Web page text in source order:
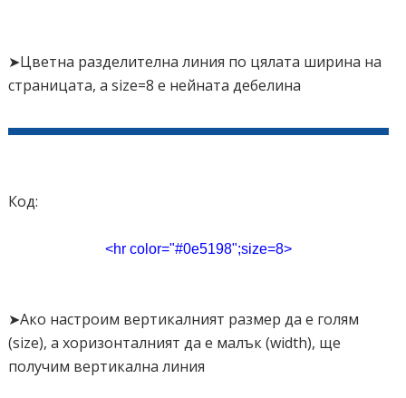
➤Цветна разделителна линия по цялата ширина на
страницата, а size=8 е нейната дебелина
Код:
<hr color="#0e5198";size=8>
➤Ако настроим вертикалният размер да е голям
(size), а хоризонталният да е малък (width), ще
получим вертикална линия